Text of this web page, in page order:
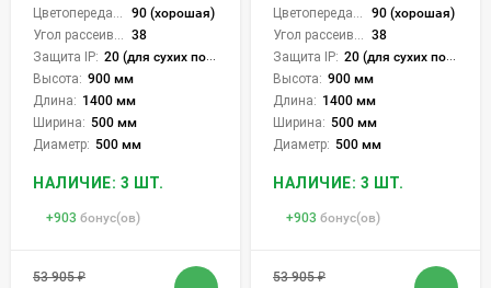
90 (хорошая)
38
Защита IP: 20 (для сухих пом.)
Высота: 900 мм
Длина: 1400 мм
Ширина: 500 мм
Диаметр: 500 мм
НАЛИЧИЕ: 3 ШТ.
+903 бонус(ов)
53 905₽
90 (хорошая)
38
Защита IP: 20 (для сухих пом.)
Высота: 900 мм
Длина: 1400 мм
Ширина: 500 мм
Диаметр: 500 мм
НАЛИЧИЕ: 3 ШТ.
+903 бонус(ов)
53 905₽